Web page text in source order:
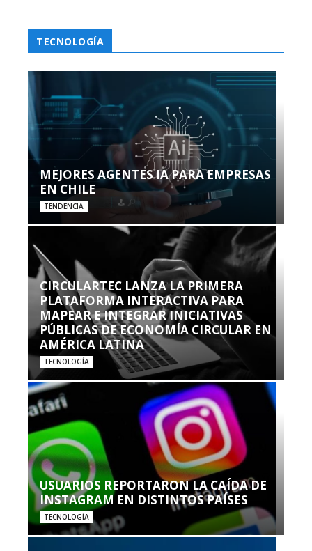
TECNOLOGÍA
MEJORES AGENTES IA PARA EMPRESAS
EN CHILE
TENDENCIA
CIRCULARTEC LANZA LA PRIMERA
PLATAFORMA INTERACTIVA PARA
MAPEAR E INTEGRAR INICIATIVAS
PÚBLICAS DE ECONOMÍA CIRCULAR EN
AMÉRICA LATINA
TECNOLOGÍA
USUARIOS REPORTARON LA CAÍDA DE
INSTAGRAM EN DISTINTOS PAÍSES
TECNOLOGÍA